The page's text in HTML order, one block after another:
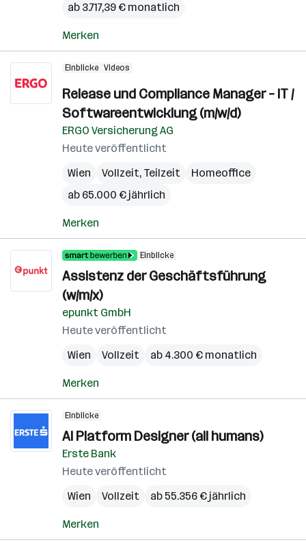
ab 3.717,39 € monatlich
Merken
Einblicke Videos
Release und Compliance Manager – IT /
Softwareentwicklung (m/w/d)
ERGO Versicherung AG
Heute veröffentlicht
Wien
Vollzeit, Teilzeit
Homeoffice
ab 65.000 € jährlich
Merken
Einblicke
Assistenz der Geschäftsführung
(w/m/x)
epunkt GmbH
Heute veröffentlicht
Wien
Vollzeit ab 4.300 € monatlich
Merken
Einblicke
AI Platform Designer (all humans)
Erste Bank
Heute veröffentlicht
Wien
Vollzeit ab 55.356 € jährlich
Merken